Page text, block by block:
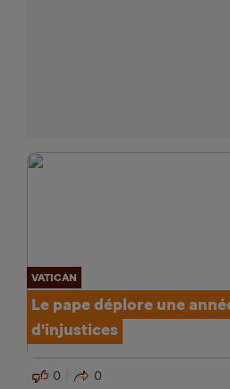
VATICAN
Le pape déplore une
d'injustices
0 0